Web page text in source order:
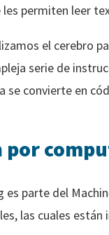
permiten leer
el cerebro
serie de
se convierte en
por
es parte del
las cuales